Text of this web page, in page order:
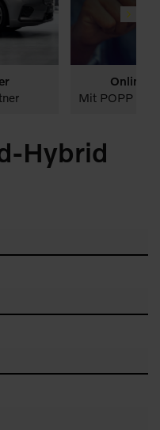
Volvo
Volvo Plug-in
Leistungen
Online
Mit POPP entscheiden Sie
Hybrid